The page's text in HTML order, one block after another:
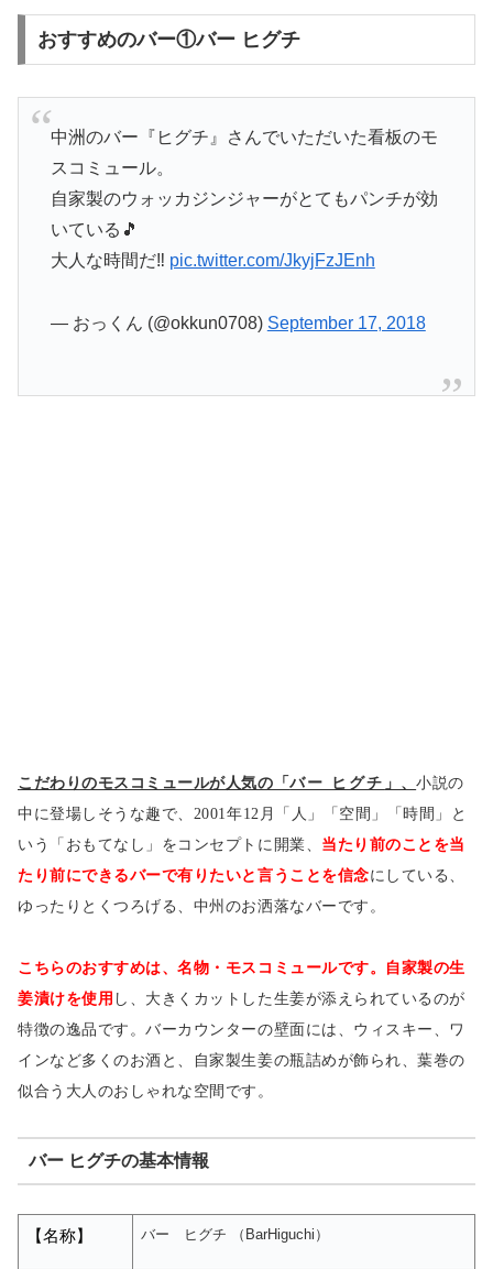
おすすめのバー①バー ヒグチ
中洲のバー『ヒグチ』さんでいただいた看板のモ
スコミュール。
自家製のウォッカジンジャーがとてもパンチが効
いている🎵
大人な時間だ‼️ pic.twitter.com/JkyjFzJEnh
— おっくん (@okkun0708) September 17, 2018
こだわりのモスコミュールが人気の「バー ヒグチ 」、小説の
中に登場しそうな趣で、 2001年12月「人」「空間」「時間」と
いう「おもてなし」をコンセプトに開業、 当たり前のことを当
たり前にできるバーで有りたいと言うことを信念にしている、
ゆったりとくつろげる、中州のお洒落なバーです。
こちらのおすすめは、名物・モスコミュールです。自家製の生
姜漬けを使用 し、大きくカットした生姜が添えられているのが
特徴の逸品です。バーカウンターの壁面には、ウィスキー、ワ
インなど多くのお酒と、自家製生姜の瓶詰めが飾られ、葉巻の
似合う大人のおしゃれな空間です。
バー ヒグチの基本情報
【名称】 バー ヒグチ （BarHiguchi）